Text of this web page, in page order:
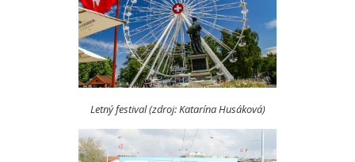
Letný festival (zdroj: Katarína Husáková)